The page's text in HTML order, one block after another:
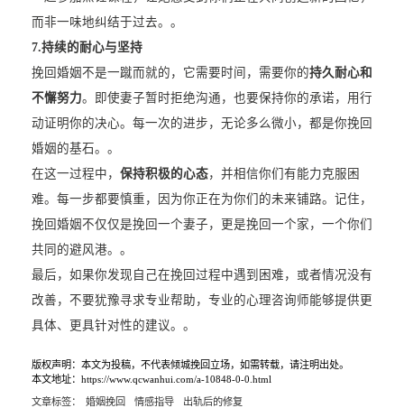
而非一味地纠结于过去。。
7.持续的耐心与坚持
挽回婚姻不是一蹴而就的，它需要时间，需要你的持久耐心和
不懈努力。即使妻子暂时拒绝沟通，也要保持你的承诺，用行
动证明你的决心。每一次的进步，无论多么微小，都是你挽回
婚姻的基石。。
在这一过程中， 保持积极的心态，并相信你们有能力克服困
难。每一步都要慎重，因为你正在为你们的未来铺路。记住，
挽回婚姻不仅仅是挽回一个妻子，更是挽回一个家，一个你们
共同的避风港。。
最后，如果你发现自己在挽回过程中遇到困难，或者情况没有
改善，不要犹豫寻求专业帮助，专业的心理咨询师能够提供更
具体、更具针对性的建议。。
版权声明：本文为投稿，不代表倾城挽回立场，如需转载，请注明出处。
本文地址：https://www.qcwanhui.com/a-10848-0-0.html
文章标签： 婚姻挽回 情感指导 出轨后的修复